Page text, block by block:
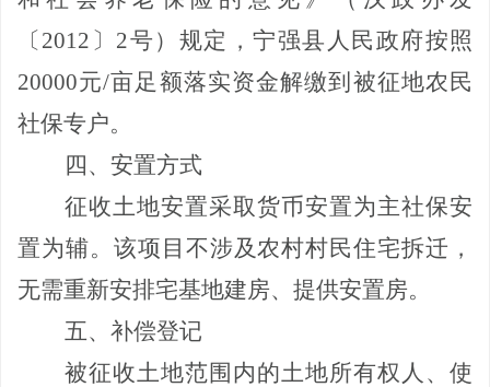
〔 2012 〕 2号）规定，宁强县人民政府按照
20000元/亩足额落实资金解缴到被征地农民
社保专户。
四、安置方式
征收土地安置采取货币安置为主社保安
置为辅。该项目 不涉及农村村民住宅拆迁，
无需重新安排宅基地建房、提供安置房。
五、补偿登记
被征收土地范围内的土地所有权人、使